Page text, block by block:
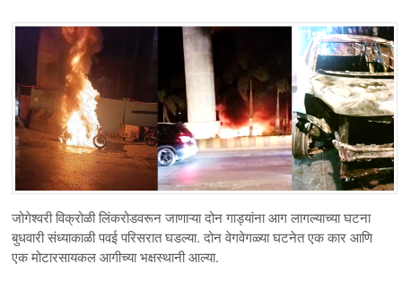
जोगेश्वरी विक्रोळी लिंकरोडवरून जाणाऱ्या दोन गाड्यांना आग लागल्याच्या घटना
बुधवारी संध्याकाळी पवई परिसरात घडल्या. दोन वेगवेगळ्या घटनेत एक कार आणि
एक मोटारसायकल आगीच्या भक्षस्थानी आल्या.